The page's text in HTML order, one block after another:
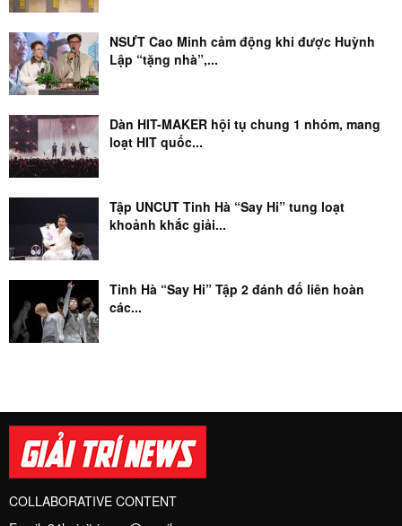
NSƯT Cao Minh cảm động khi được Huỳnh
Lập “tặng nhà”,...
Dàn HIT-MAKER hội tụ chung 1 nhóm, mang
loạt HIT quốc...
Tập UNCUT Tinh Hà “Say Hi” tung loạt
khoảnh khắc giải...
Tinh Hà “Say Hi” Tập 2 đánh đố liên hoàn
các...
COLLABORATIVE CONTENT